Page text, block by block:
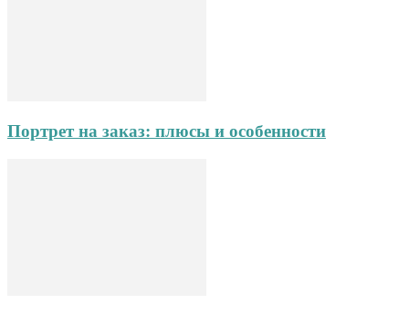
Портрет на заказ: плюсы и особенности